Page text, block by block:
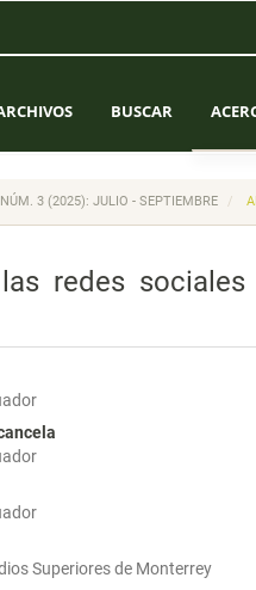
BUSCAR
3 (2025): JULIO - SEPTIEMBRE
redes
Superiores de Monterrey